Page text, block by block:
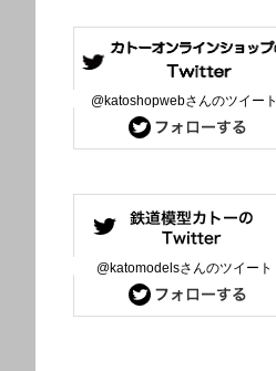
@katoshopwebさんのツイート
@katomodelsさんのツイート